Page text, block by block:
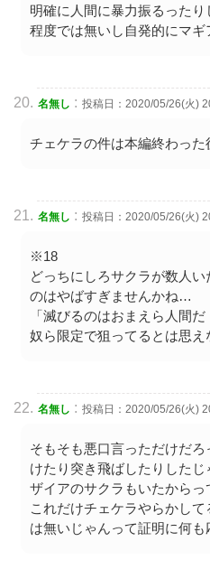
明確に人間に暴力振るった
程度では無いし自発的にマギ
名無し : 投稿日：2020/05/26(火)
チェケラの件は本編終わっ
名無し : 投稿日：2020/05/26(火)
※18
どっちにしろサクラが数人
のはやばすぎませんかね…
「滅びるのはおまえら人間
奴ら限定で狙ってるとは思え
名無し : 投稿日：2020/05/26(火)
そもそも悪口言っただけだ
けたり突き飛ばしたりした
ザイアのサクラもいたからっ
これだけチェケラやらかし
は無いじゃんって証明に何も